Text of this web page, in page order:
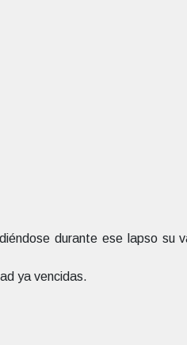
durante ese lapso su
ya vencidas.